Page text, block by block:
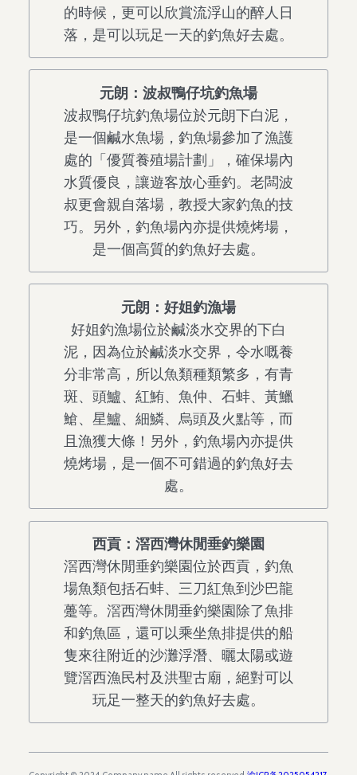
的時候，更可以欣賞流浮山的醉人日
落，是可以玩足一天的釣魚好去處。
元朗：波叔鴨仔坑釣魚場
波叔鴨仔坑釣魚場位於元朗下白泥，
是一個鹹水魚場，釣魚場參加了漁護
處的「優質養殖場計劃」，確保場內
水質優良，讓遊客放心垂釣。老闆波
叔更會親自落場，教授大家釣魚的技
巧。另外，釣魚場內亦提供燒烤場，
是一個高質的釣魚好去處。
元朗：好姐釣漁場
好姐釣漁場位於鹹淡水交界的下白
泥，因為位於鹹淡水交界，令水嘅養
分非常高，所以魚類種類繁多，有青
斑、頭鱸、紅鮪、魚仲、石蚌、黃鱲
䱽、星鱸、細鱗、烏頭及火點等，而
且漁獲大條！另外，釣魚場內亦提供
燒烤場，是一個不可錯過的釣魚好去
處。
西貢：滘西灣休閒垂釣樂園
滘西灣休閒垂釣樂園位於西貢，釣魚
場魚類包括石蚌、三刀紅魚到沙巴龍
躉等。滘西灣休閒垂釣樂園除了魚排
和釣魚區，還可以乘坐魚排提供的船
隻來往附近的沙灘浮潛、曬太陽或遊
覽滘西漁民村及洪聖古廟，絕對可以
玩足一整天的釣魚好去處。